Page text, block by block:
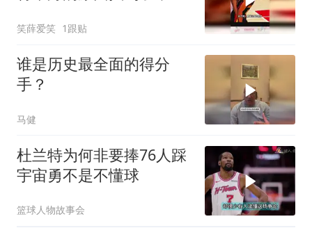
笑薛爱笑 1跟贴
谁是历史最全面的得分
手？
马健
杜兰特为何非要捧76人踩
宇宙勇不是不懂球
篮球人物故事会